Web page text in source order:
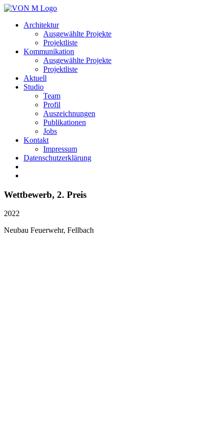
Architektur
Ausgewählte Projekte
Projektliste
Kommunikation
Ausgewählte Projekte
Projektliste
Aktuell
Studio
Team
Profil
Auszeichnungen
Publikationen
Jobs
Kontakt
Impressum
Datenschutzerklärung
Wettbewerb, 2. Preis
2022
Neubau Feuerwehr, Fellbach